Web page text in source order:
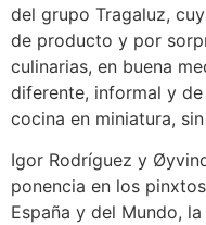
del grupo Tragaluz,
de producto y por
culinarias, en buena
diferente, informal y
cocina en miniatura,
Igor Rodríguez y
ponencia en los
España y del Mundo,